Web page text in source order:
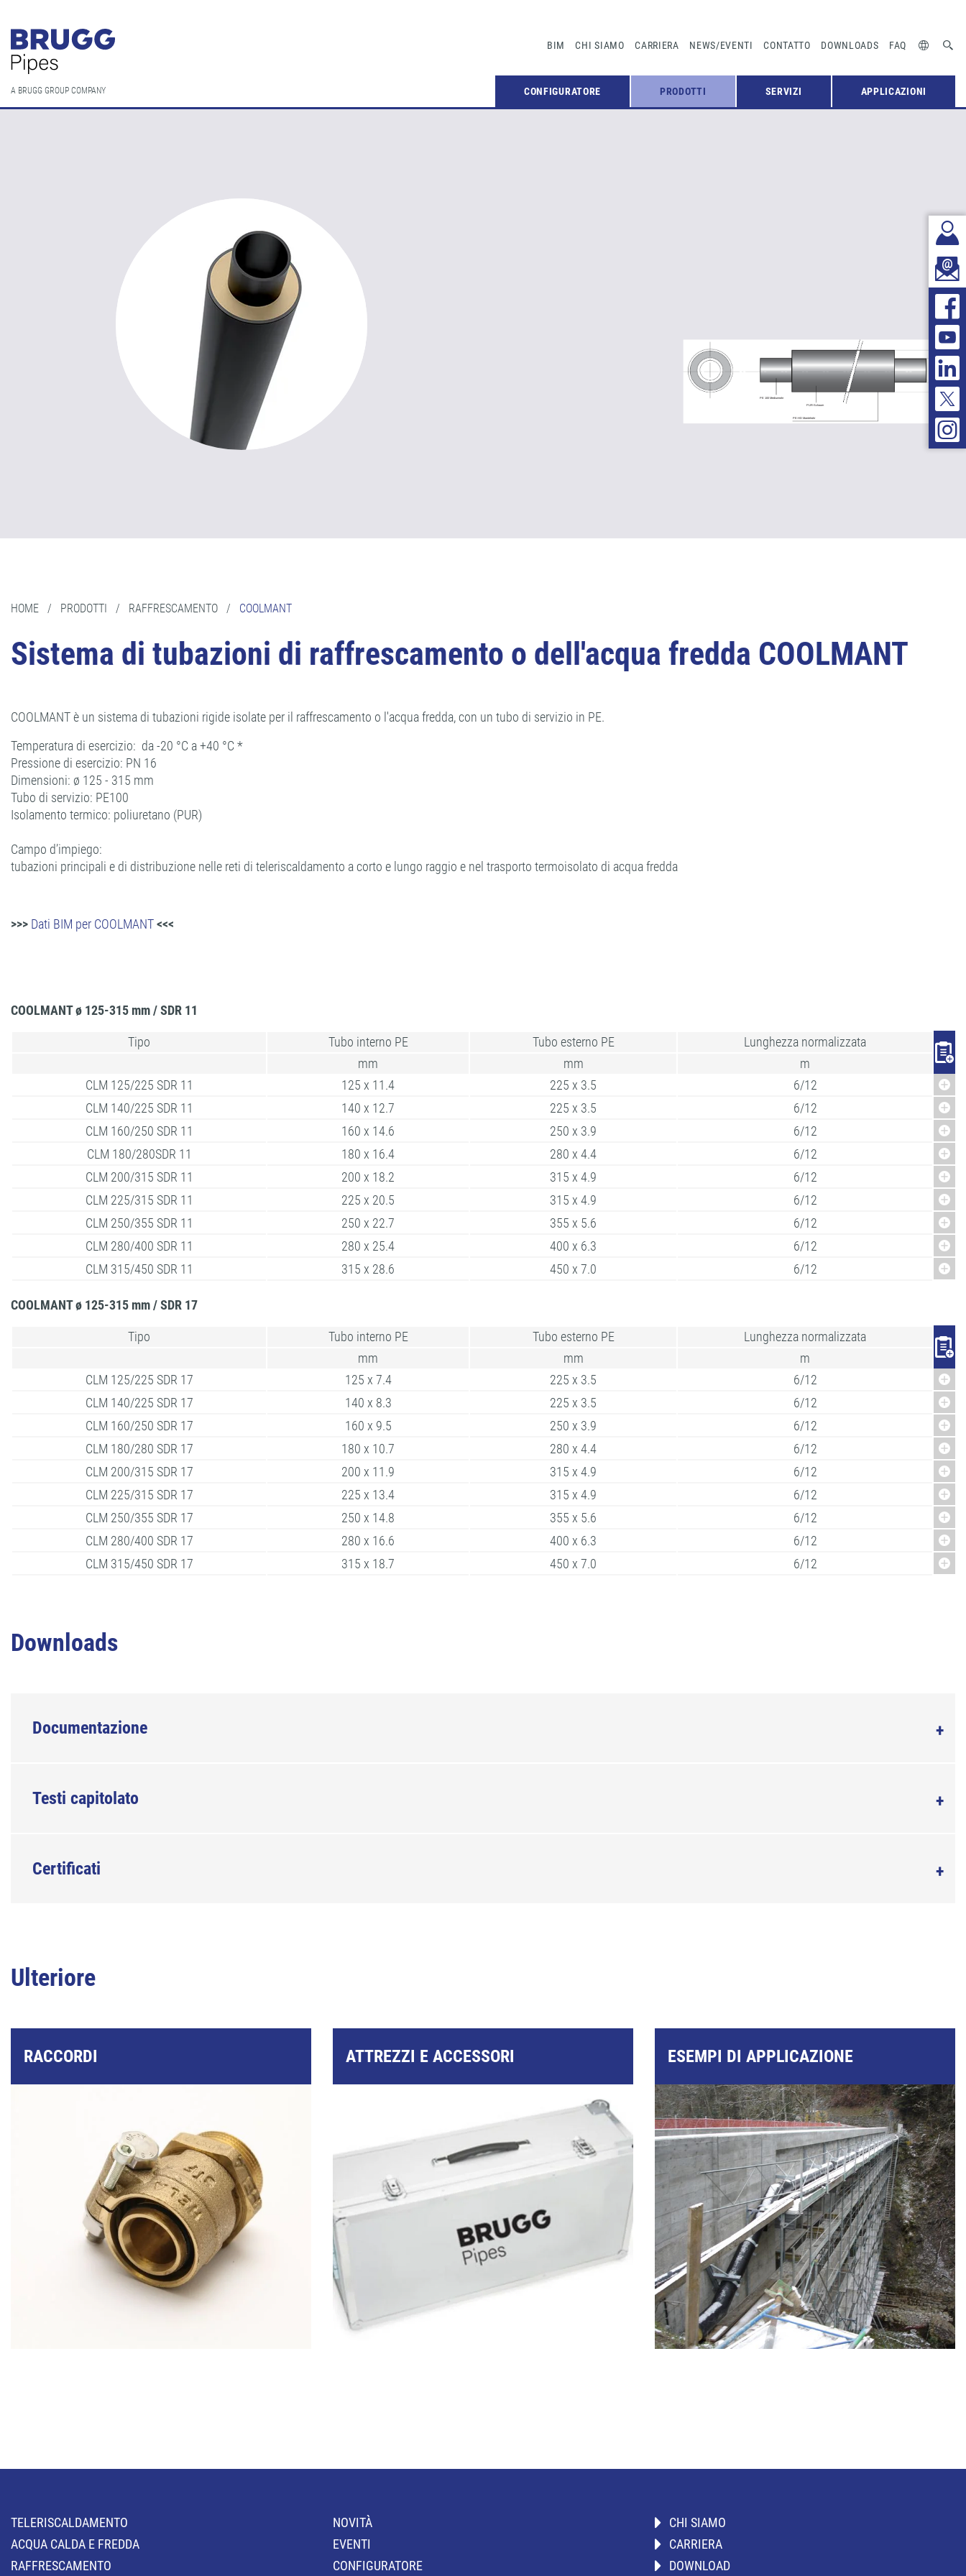
BIM CHI SIAMO CARRIERA NEWS/EVENTI CONTATTO DOWNLOADS FAQ
A BRUGG GROUP COMPANY CONFIGURATORE PRODOTTI SERVIZI APPLICAZIONI
HOME / PRODOTTI / RAFFRESCAMENTO / COOLMANT
Sistema di tubazioni di raffrescamento o dell'acqua fredda COOLMANT
COOLMANT è un sistema di tubazioni rigide isolate per il raffrescamento o l'acqua fredda, con un tubo di servizio in PE.
Temperatura di esercizio: da -20 °C a +40 °C *
Pressione di esercizio: PN 16
Dimensioni: ø 125 - 315 mm
Tubo di servizio: PE100
Isolamento termico: poliuretano (PUR)
Campo d’impiego:
tubazioni principali e di distribuzione nelle reti di teleriscaldamento a corto e lungo raggio e nel trasporto termoisolato di acqua fredda
>>> Dati BIM per COOLMANT<<<
COOLMANT ø 125-315 mm / SDR 11
Tipo Tubo interno PE Tubo esterno PE
Lunghezza normalizzata
mm
mm
m
CLM 125/225 SDR 11
125 x 11.4 225 x 3.5
6/12
CLM 140/225 SDR 11
140 x 12.7 225 x 3.5
6/12
CLM 160/250 SDR 11
160 x 14.6 250 x 3.9
6/12
CLM 180/280SDR 11
180 x 16.4 280 x 4.4
6/12
CLM 200/315 SDR 11
200 x 18.2 315 x 4.9
6/12
CLM 225/315 SDR 11
225 x 20.5 315 x 4.9
6/12
CLM 250/355 SDR 11
250 x 22.7 355 x 5.6
6/12
CLM 280/400 SDR 11
280 x 25.4 400 x 6.3
6/12
CLM 315/450 SDR 11
315 x 28.6 450 x 7.0 6/12
COOLMANT ø 125-315 mm / SDR 17
Tipo Tubo interno PE Tubo esterno PE
Lunghezza normalizzata
mm
mm
m
CLM 125/225 SDR 17
125 x 7.4 225 x 3.5
6/12
CLM 140/225 SDR 17
140 x 8.3 225 x 3.5
6/12
CLM 160/250 SDR 17
160 x 9.5 250 x 3.9
6/12
CLM 180/280 SDR 17
180 x 10.7 280 x 4.4
6/12
CLM 200/315 SDR 17
200 x 11.9 315 x 4.9
6/12
CLM 225/315 SDR 17
225 x 13.4 315 x 4.9
6/12
CLM 250/355 SDR 17
250 x 14.8 355 x 5.6
6/12
CLM 280/400 SDR 17
280 x 16.6 400 x 6.3
6/12
CLM 315/450 SDR 17
315 x 18.7 450 x 7.0 6/12
Downloads
Documentazione
Testi capitolato
Certificati
Ulteriore
RACCORDI ATTREZZI E ACCESSORI ESEMPI DI APPLICAZIONE
TELERISCALDAMENTO
ACQUA CALDA E FREDDA
RAFFRESCAMENTO
NOVITÀ
EVENTI
CONFIGURATORE
CHI SIAMO
CARRIERA
DOWNLOAD